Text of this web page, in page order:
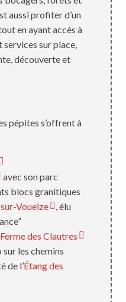
aussi profiter d’un
en ayant accès à
sur place,
découverte et
pépites s’offrent à
avec son parc
blocs granitiques
Voueize
, élu
des Clautres
sur les chemins
de l’Étang des